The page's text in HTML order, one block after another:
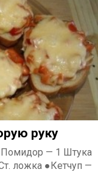
руку
— 1 Штука
ложка ●Кетчуп —